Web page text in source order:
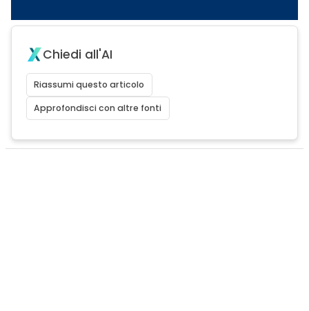
Chiedi all'AI
Riassumi questo articolo
Approfondisci con altre fonti